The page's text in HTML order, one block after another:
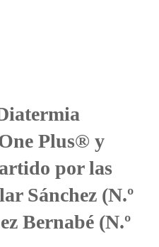
Plus® y
por las
Sánchez (N.º
Bernabé (N.º